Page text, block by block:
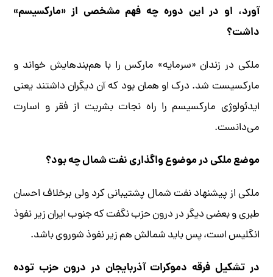
آورد، او در این دوره چه فهم مشخصی از «مارکسیسم»
داشت؟
ملکی در زندان «سرمایه» مارکس را با هم‌بندهایش خواند و
مارکسیست شد. درک او همان بود که آن دیگران داشتند یعنی
ایدئولوژی مارکسیسم را راه نجات بشریت از فقر و اسارت
می‌دانست.
موضع ملکی در موضوع واگذاری نفت شمال چه بود؟
ملکی از پیشنهاد نفت شمال پشتیبانی کرد ولی برخلاف احسان
طبری و بعضی دیگر در درون حزب نگفت که جنوب ایران زیر نفوذ
انگلیس است، پس باید شمالش هم زیر نفوذ شوروی باشد.
در تشکیل فرقه دموکرات آذربایجان در درون حزب توده